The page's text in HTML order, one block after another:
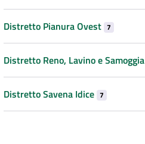
Distretto Pianura Ovest 7
Distretto Reno, Lavino e Samoggia
Distretto Savena Idice 7